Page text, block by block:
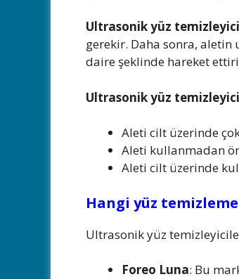
Ultrasonik yüz
gerekir. Daha sonra, aletin
daire şeklinde hareket
Ultrasonik yüz
Aleti cilt üzerinde
Aleti kullanmadan
Aleti cilt üzerinde
Hangi yüz
Ultrasonik yüz
Foreo Luna: Bu